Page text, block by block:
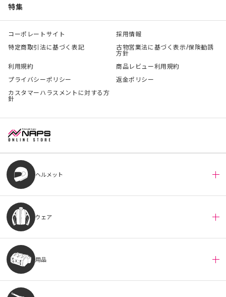
特集
コーポレートサイト
採用情報
特定商取引法に基づく表記
古物営業法に基づく表示/保険勧誘
方針
利用規約
商品レビュー利用規約
プライバシーポリシー
返金ポリシー
カスタマーハラスメントに対する方
針
ヘルメット
ウェア
用品